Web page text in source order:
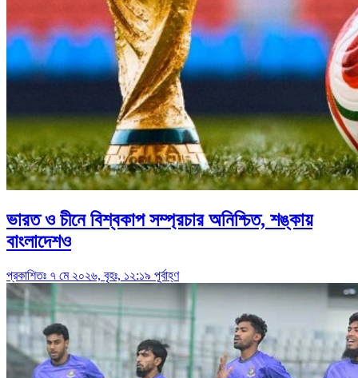
ভারত ও চীনে বিশ্বকাপ সম্প্রচার অনিশ্চিত, শঙ্কায়
বাংলাদেশও
প্রকাশিতঃ ৭ মে ২০২৬, বৃহঃ, ১২:১৯ পূর্বাহ্ণ